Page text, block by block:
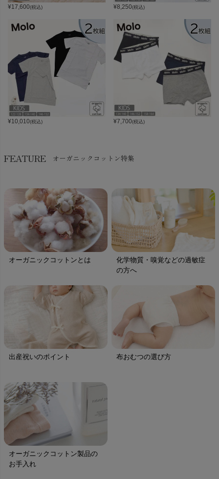
¥17,600(税込) ¥8,250(税込)
¥10,010(税込) ¥7,700(税込)
FEATURE オーガニックコットン特集
オーガニックコットンとは
化学物質・嗅覚などの過敏症
の方へ
出産祝いのポイント 布おむつの選び方
オーガニックコットン製品の
お手入れ